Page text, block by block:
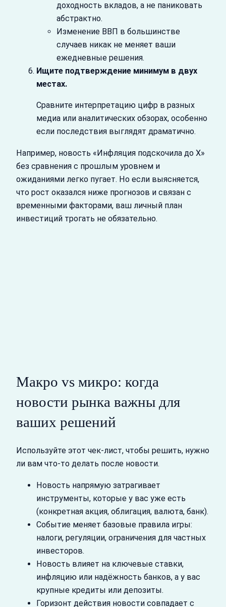
доходность вкладов, а не паниковать
абстрактно.
Изменение ВВП в большинстве
случаев никак не меняет ваши
ежедневные решения.
Ищите подтверждение минимум в двух
местах.
Сравните интерпретацию цифр в разных
медиа или аналитических обзорах, особенно
если последствия выглядят драматично.
Например, новость «Инфляция подскочила до X»
без сравнения с прошлым уровнем и
ожиданиями легко пугает. Но если выясняется,
что рост оказался ниже прогнозов и связан с
временными факторами, ваш личный план
инвестиций трогать не обязательно.
Макро vs микро: когда
новости рынка важны для
ваших решений
Используйте этот чек‑лист, чтобы решить, нужно
ли вам что‑то делать после новости.
Новость напрямую затрагивает
инструменты, которые у вас уже есть
(конкретная акция, облигация, валюта, банк).
Событие меняет базовые правила игры:
налоги, регуляции, ограничения для частных
инвесторов.
Новость влияет на ключевые ставки,
инфляцию или надёжность банков, а у вас
крупные кредиты или депозиты.
Горизонт действия новости совпадает с